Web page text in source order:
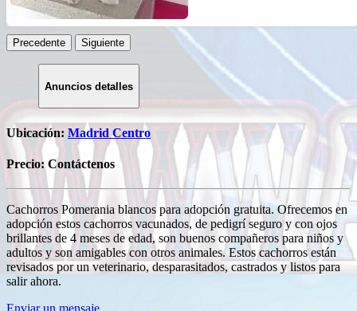
Precedente Siguiente
Anuncios detalles
Ubicación:Madrid Centro
Precio: Contáctenos
Cachorros Pomerania blancos para adopción gratuita.Ofrecemos en
adopción estos cachorros vacunados, de pedigrí seguro y con ojos
brillantes de 4 meses de edad, son buenos compañeros para niños y
adultos y son amigables con otros animales. Estos cachorros están
revisados ​​por un veterinario, desparasitados, castrados y listos para
salir ahora.